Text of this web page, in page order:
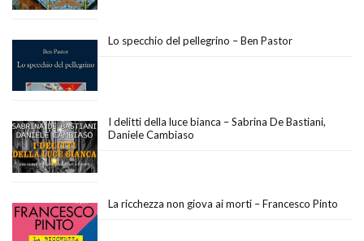
Lo specchio del pellegrino – Ben Pastor
I delitti della luce bianca – Sabrina De Bastiani,
Daniele Cambiaso
La ricchezza non giova ai morti – Francesco Pinto